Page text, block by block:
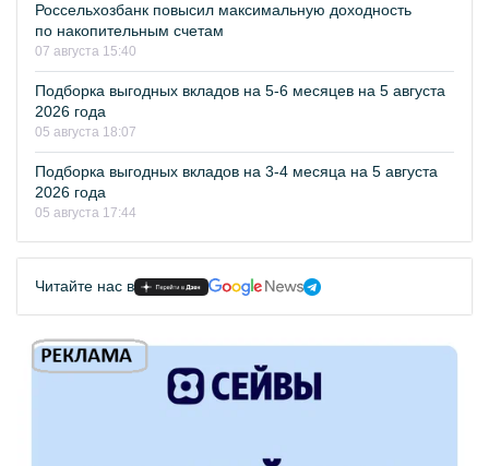
Россельхозбанк повысил максимальную доходность
по накопительным счетам
07 августа 15:40
Подборка выгодных вкладов на 5-6 месяцев на 5 августа
2026 года
05 августа 18:07
Подборка выгодных вкладов на 3-4 месяца на 5 августа
2026 года
05 августа 17:44
Читайте нас в